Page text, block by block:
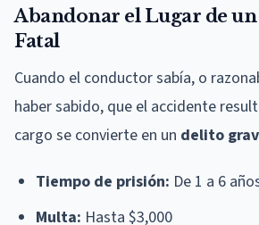
Abandonar el Lugar de
Fatal
Cuando el conductor sabía, o
haber sabido, que el accidente
cargo se convierte en un delito
Tiempo de prisión: De 1 a 6
Multa: Hasta $3,000